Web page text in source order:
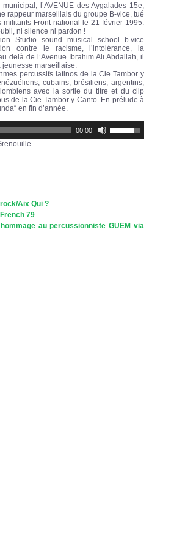
l’AVENUE des Aygalades 15e,
rappeur marseillais du groupe B-vice, tué
Front national le 21 février 1995.
ni silence ni pardon !
Studio sound musical school b.vice
contre le racisme, l’intolérance, la
delà de l’Avenue Ibrahim Ali Abdallah, il
marseillaise.
percussifs latinos de la Cie Tambor y
cubains, brésiliens, argentins,
avec la sortie du titre et du clip
de la Cie Tambor y Canto. En prélude à
en fin d’année.
00:00
les
flèches
Aix Qui ?
79
au percussionniste GUEM via